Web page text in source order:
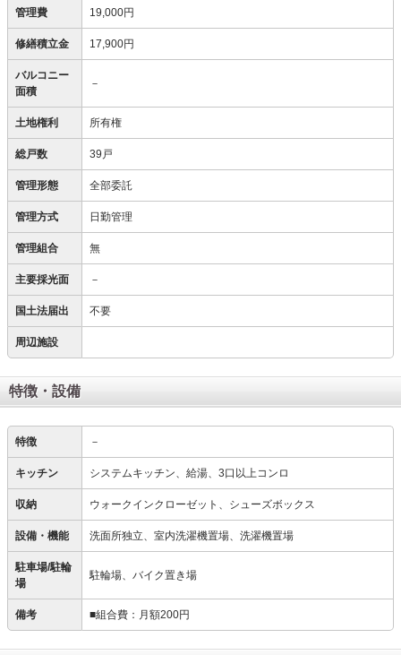
管理費 19,000円
修繕積立金 17,900円
バルコニー
面積
－
土地権利 所有権
総戸数 39戸
管理形態 全部委託
管理方式 日勤管理
管理組合 無
主要採光面 －
国土法届出 不要
周辺施設
特徴・設備
特徴 －
キッチン システムキッチン、給湯、3口以上コンロ
収納 ウォークインクローゼット、シューズボックス
設備・機能 洗面所独立、室内洗濯機置場、洗濯機置場
駐車場/駐輪
場
駐輪場、バイク置き場
備考 ■組合費：月額200円